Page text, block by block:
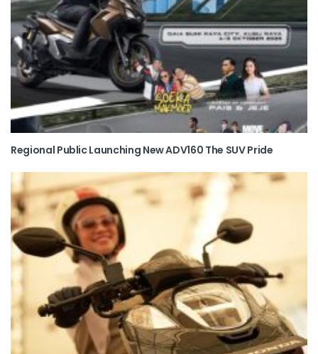
Regional Public Launching New ADV160 The SUV Pride